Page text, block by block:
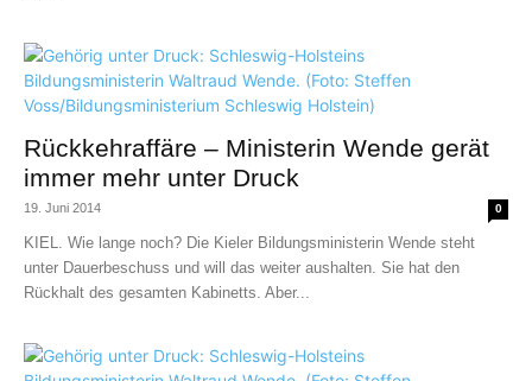
Rückkehraffäre – Ministerin Wende gerät
immer mehr unter Druck
19. Juni 2014 0
KIEL. Wie lange noch? Die Kieler Bildungsministerin Wende steht
unter Dauerbeschuss und will das weiter aushalten. Sie hat den
Rückhalt des gesamten Kabinetts. Aber...